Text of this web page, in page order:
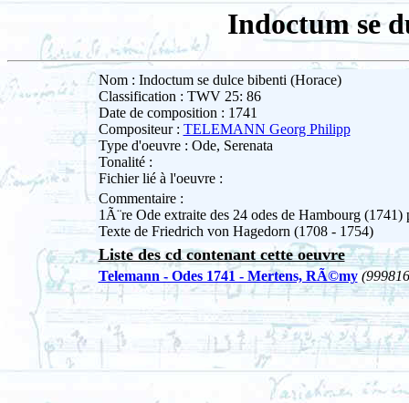
Indoctum se
Nom : Indoctum se dulce bibenti (Horace)
Classification : TWV 25: 86
Date de composition : 1741
Compositeur : TELEMANN Georg Philipp
Type d'oeuvre : Ode, Serenata
Tonalité :
Fichier lié à l'oeuvre :
Commentaire :
1Ã¨re Ode extraite des 24 odes de Hambourg
Texte de Friedrich von Hagedorn (1708 - 1754)
Liste des cd contenant cette oeuvre
Telemann - Odes 1741 - Mertens, RÃ©my